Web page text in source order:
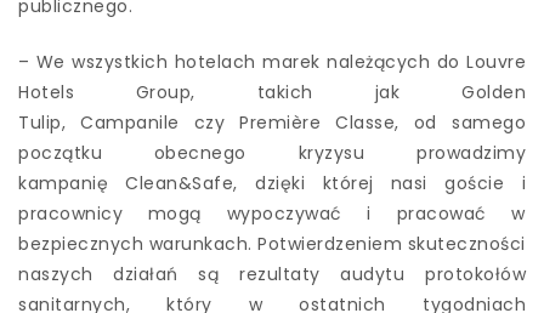
publicznego.
– We wszystkich hotelach marek należących do Louvre
Hotels Group, takich jak Golden
Tulip, Campanile czy Première Classe, od samego
początku obecnego kryzysu prowadzimy
kampanię Clean&Safe, dzięki której nasi goście i
pracownicy mogą wypoczywać i pracować w
bezpiecznych warunkach. Potwierdzeniem skuteczności
naszych działań są rezultaty audytu protokołów
sanitarnych, który w ostatnich tygodniach